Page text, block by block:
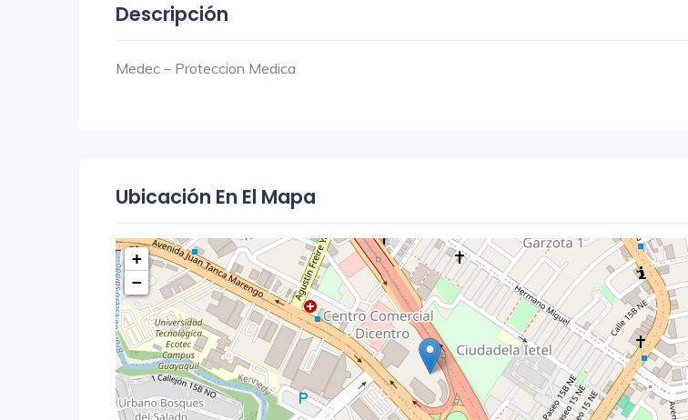
Descripción
Medec – Proteccion Medica
Ubicación En El Mapa
+
−